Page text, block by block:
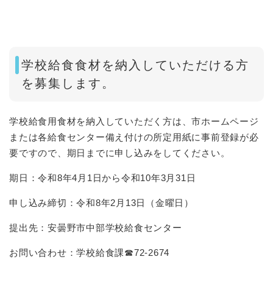
学校給食食材を納入していただける方
を募集します。
学校給食用食材を納入していただく方は、市ホームページ
または各給食センター備え付けの所定用紙に事前登録が必
要ですので、期日までに申し込みをしてください。
期日：令和8年4月1日から令和10年3月31日
申し込み締切：令和8年2月13日（金曜日）
提出先：安曇野市中部学校給食センター
お問い合わせ：学校給食課☎72-2674